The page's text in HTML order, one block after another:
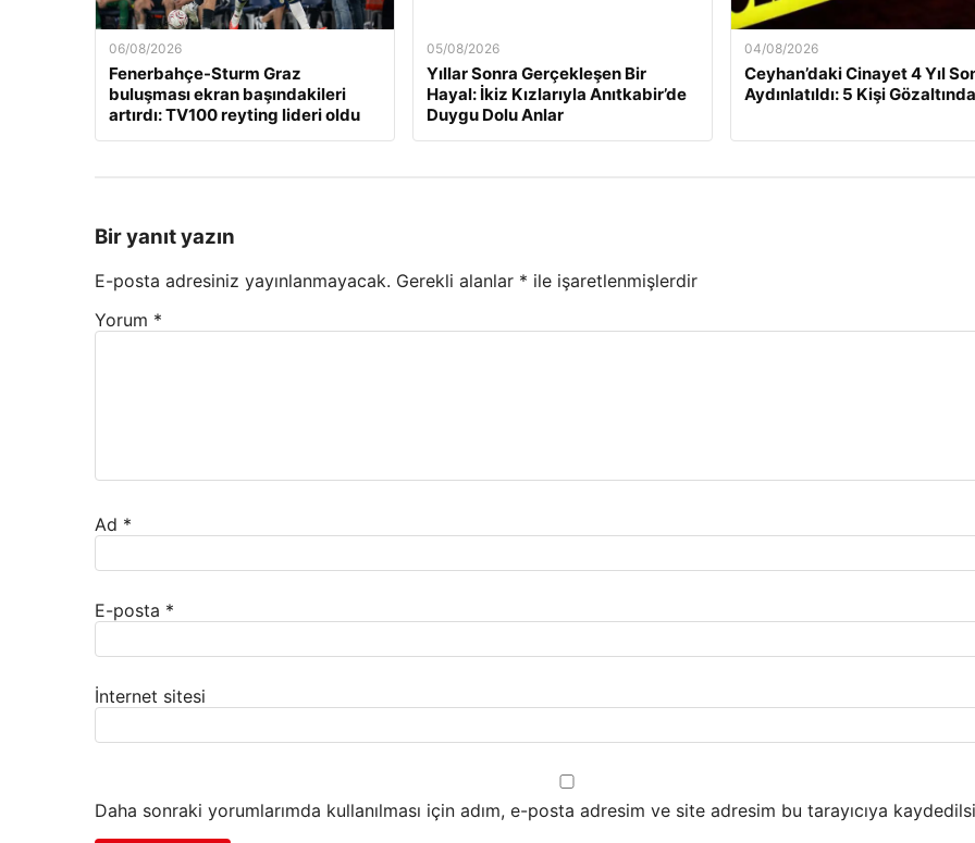
06/08/2026
Fenerbahçe-Sturm Graz
buluşması ekran başındakileri
artırdı: TV100 reyting lideri oldu
05/08/2026
Yıllar Sonra Gerçekleşen Bir
Hayal: İkiz Kızlarıyla Anıtkabir’de
Duygu Dolu Anlar
04/08/2026
Ceyhan’daki Cinayet 4 Yıl
Aydınlatıldı: 5 Kişi Gözaltında
Bir yanıt yazın
E-posta adresiniz yayınlanmayacak. Gerekli alanlar * ile işaretlenmişlerdir
Yorum *
Ad *
E-posta *
İnternet sitesi
Daha sonraki yorumlarımda kullanılması için adım, e-posta adresim ve site adresim bu tarayıcıya